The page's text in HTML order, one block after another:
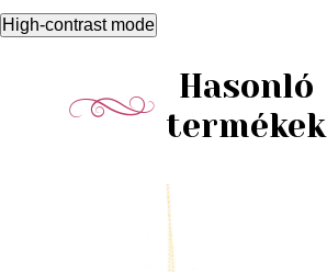
High-contrast mode
Hasonló
termékek